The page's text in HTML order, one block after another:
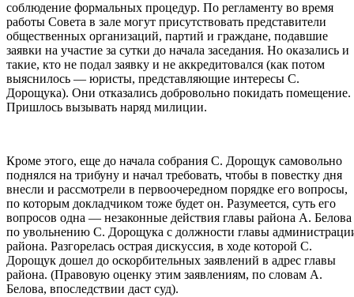
соблюдение формальных процедур. По регламенту во время
работы Совета в зале могут присутствовать представители
общественных организаций, партий и граждане, подавшие
заявки на участие за сутки до начала заседания. Но оказались и
такие, кто не подал заявку и не аккредитовался (как потом
выяснилось — юристы, представляющие интересы С.
Дорощука). Они отказались добровольно покидать помещение.
Пришлось вызывать наряд милиции.
Кроме этого, еще до начала собрания С. Дорощук самовольно
поднялся на трибуну и начал требовать, чтобы в повестку дня
внесли и рассмотрели в первоочередном порядке его вопросы,
по которым докладчиком тоже будет он. Разумеется, суть его
вопросов одна — незаконные действия главы района А. Белова
по увольнению С. Дорощука с должности главы
района. Разгорелась острая дискуссия, в ходе которой С.
Дорощук дошел до оскорбительных заявлений в адрес главы
района. (Правовую оценку этим заявлениям, по словам А.
Белова, впоследствии даст суд).